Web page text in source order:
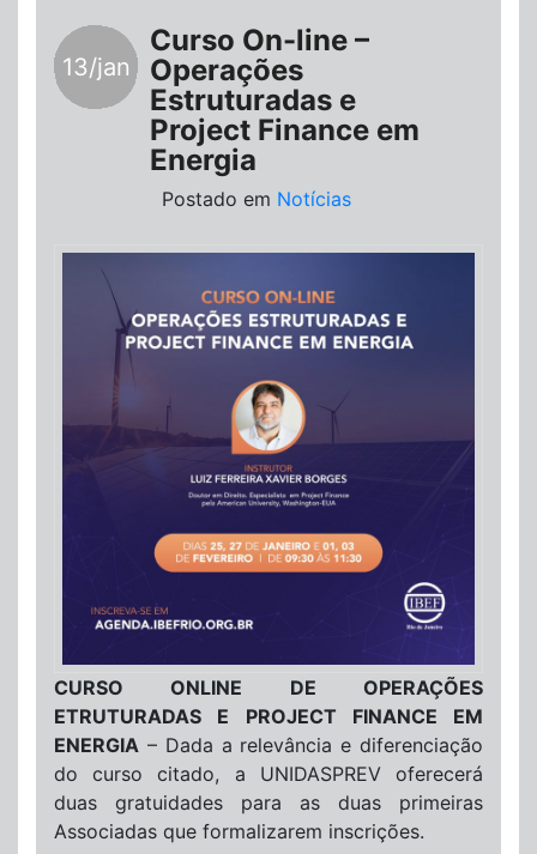
13/jan
Curso On-line –
Operações
Estruturadas e
Project Finance em
Energia
Postado em Notícias
CURSO ONLINE DE OPERAÇÕES
ETRUTURADAS E PROJECT FINANCE EM
ENERGIA – Dada a relevância e diferenciação
do curso citado, a UNIDASPREV oferecerá
duas gratuidades para as duas primeiras
Associadas que formalizarem inscrições.